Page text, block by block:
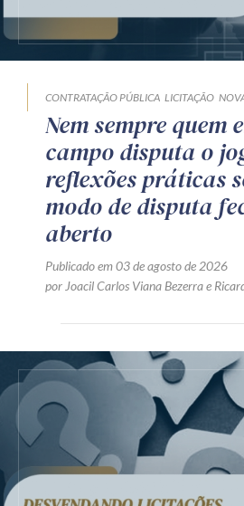
CONTRATAÇÃO PÚBLICA LICITAÇÃO
Nem sempre quem
campo disputa o
reflexões práticas
modo de disputa
aberto
Publicado em 03 de agosto de 2026
por Joacil Carlos Viana Bezerrae